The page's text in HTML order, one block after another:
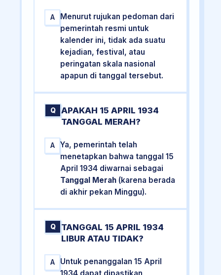
A
Menurut rujukan pedoman dari
pemerintah resmi untuk
kalender ini, tidak ada suatu
kejadian, festival, atau
peringatan skala nasional
apapun di tanggal tersebut.
Q
APAKAH 15 APRIL 1934
TANGGAL MERAH?
A
Ya, pemerintah telah
menetapkan bahwa tanggal 15
April 1934 diwarnai sebagai
Tanggal Merah (karena berada
di akhir pekan Minggu).
Q
TANGGAL 15 APRIL 1934
LIBUR ATAU TIDAK?
A
Untuk penanggalan 15 April
1934 dapat dipastikan